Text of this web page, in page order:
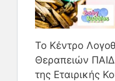
Το Κέντρο
Θεραπειών
της Εταιρικής